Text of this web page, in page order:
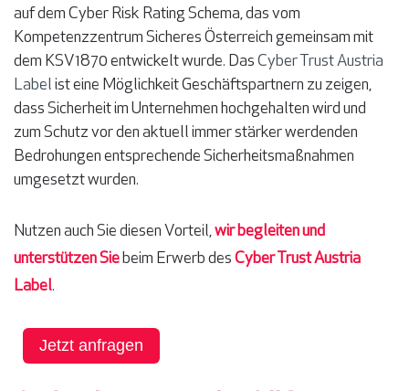
auf dem Cyber Risk Rating Schema, das vom
Kompetenzzentrum Sicheres Österreich gemeinsam mit
dem KSV1870 entwickelt wurde. Das Cyber Trust Austria
Label ist eine Möglichkeit Geschäftspartnern zu zeigen,
dass Sicherheit im Unternehmen hochgehalten wird und
zum Schutz vor den aktuell immer stärker werdenden
Bedrohungen entsprechende Sicherheitsmaßnahmen
umgesetzt wurden.
Nutzen auch Sie diesen Vorteil,wir begleiten und
unterstützen Siebeim Erwerb des Cyber Trust Austria
Label.
Jetzt anfragen